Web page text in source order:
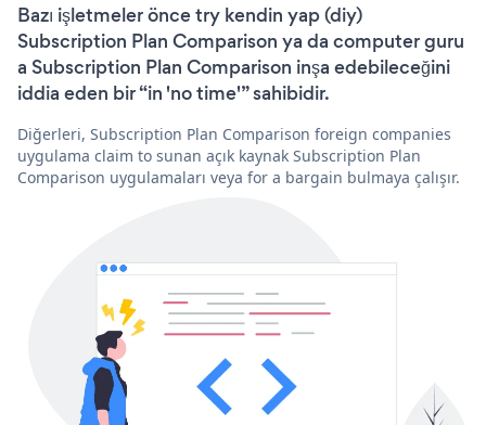
Bazı işletmeler önce try kendin yap (diy)
Subscription Plan Comparison ya da computer guru
a Subscription Plan Comparison inşa edebileceğini
iddia eden bir “in 'no time'” sahibidir.
Diğerleri, Subscription Plan Comparison foreign companies
uygulama claim to sunan açık kaynak Subscription Plan
Comparison uygulamaları veya for a bargain bulmaya çalışır.